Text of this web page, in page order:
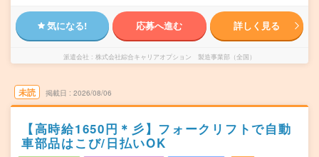
気になる! 応募へ進む 詳しく見る
派遣会社 株式会社綜合キャリアオプション 製造事業部（全国）
未読 掲載日 2026/08/06
【高時給1650円＊彡】フォークリフトで自動
車部品はこび/日払いOK